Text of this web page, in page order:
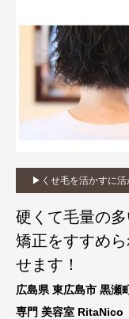
▶︎くせ毛を活かすに活
硬くて毛量の
矯正をすすめ
せます！
広島県 東広島市 黒瀬
専門 美容室 RitaNico